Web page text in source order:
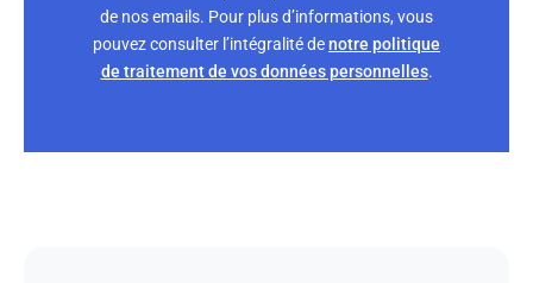
de nos emails. Pour plus d’informations, vous
pouvez consulter l’intégralité denotre politique
de traitement de vos données personnelles.